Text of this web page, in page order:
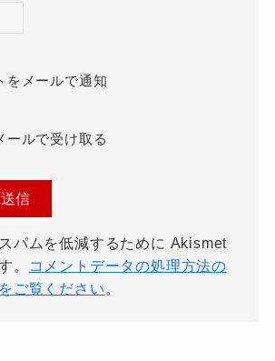
をメールで通知
ールで受け取る
パムを低減するために Akismet
。
コメントデータの処理方法の
ご覧ください 。